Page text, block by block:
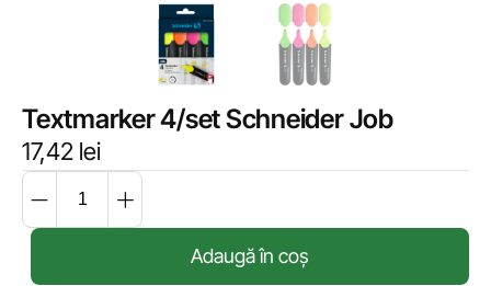
Textmarker 4/set Schneider Job
17,42 lei
Adaugă în coș